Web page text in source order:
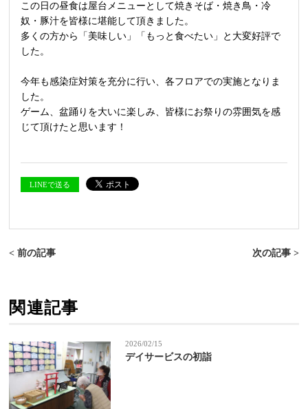
この日の昼食は屋台メニューとして焼きそば・焼き鳥・冷
奴・豚汁を皆様に堪能して頂きました。
多くの方から「美味しい」「もっと食べたい」と大変好評で
した。
今年も感染症対策を充分に行い、各フロアでの実施となりま
した。
ゲーム、盆踊りを大いに楽しみ、皆様にお祭りの雰囲気を感
じて頂けたと思います！
LINEで送る
< 前の記事 次の記事 >
関連記事
2026/02/15
デイサービスの初詣